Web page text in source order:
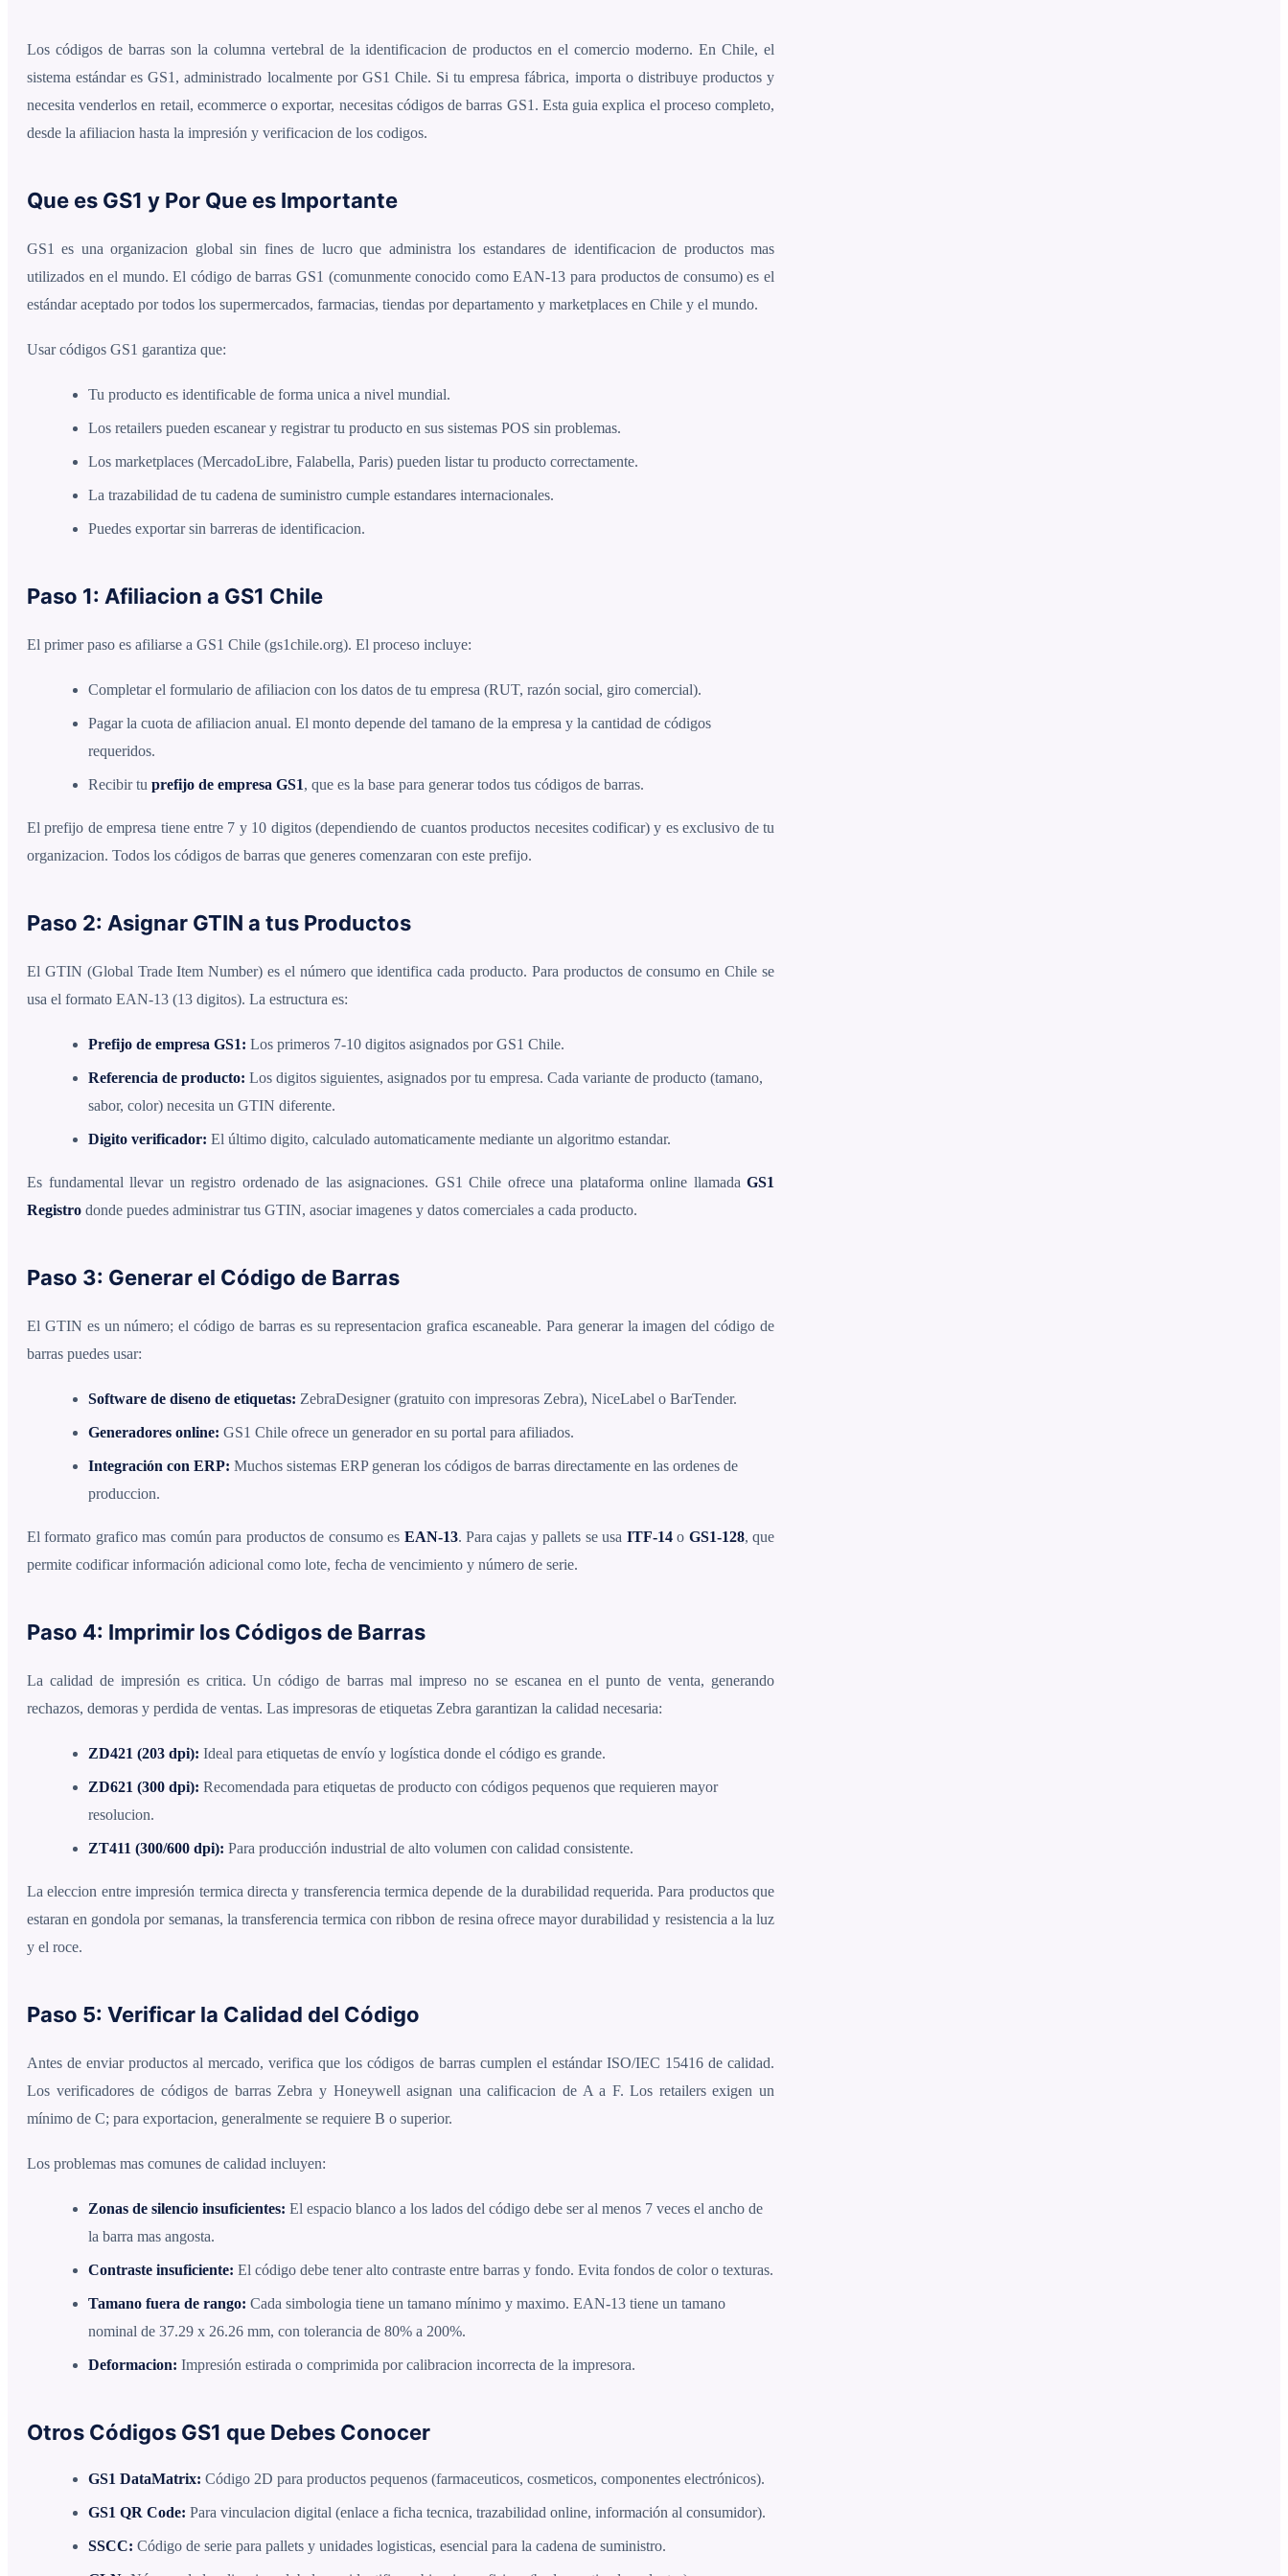
Los códigos de barras son la columna vertebral de la identificacion de productos en el comercio moderno. En Chile, el
sistema estándar es GS1, administrado localmente por GS1 Chile. Si tu empresa fábrica, importa o distribuye productos y
necesita venderlos en retail, ecommerce o exportar, necesitas códigos de barras GS1. Esta guia explica el proceso completo,
desde la afiliacion hasta la impresión y verificacion de los codigos.
Que es GS1 y Por Que es Importante
GS1 es una organizacion global sin fines de lucro que administra los estandares de identificacion de productos mas
utilizados en el mundo. El código de barras GS1 (comunmente conocido como EAN-13 para productos de consumo) es el
estándar aceptado por todos los supermercados, farmacias, tiendas por departamento y marketplaces en Chile y el mundo.
Usar códigos GS1 garantiza que:
Tu producto es identificable de forma unica a nivel mundial.
Los retailers pueden escanear y registrar tu producto en sus sistemas POS sin problemas.
Los marketplaces (MercadoLibre, Falabella, Paris) pueden listar tu producto correctamente.
La trazabilidad de tu cadena de suministro cumple estandares internacionales.
Puedes exportar sin barreras de identificacion.
Paso 1: Afiliacion a GS1 Chile
El primer paso es afiliarse a GS1 Chile (gs1chile.org). El proceso incluye:
Completar el formulario de afiliacion con los datos de tu empresa (RUT, razón social, giro comercial).
Pagar la cuota de afiliacion anual. El monto depende del tamano de la empresa y la cantidad de códigos
requeridos.
Recibir tu prefijo de empresa GS1, que es la base para generar todos tus códigos de barras.
El prefijo de empresa tiene entre 7 y 10 digitos (dependiendo de cuantos productos necesites codificar) y es exclusivo de tu
organizacion. Todos los códigos de barras que generes comenzaran con este prefijo.
Paso 2: Asignar GTIN a tus Productos
El GTIN (Global Trade Item Number) es el número que identifica cada producto. Para productos de consumo en Chile se
usa el formato EAN-13 (13 digitos). La estructura es:
Prefijo de empresa GS1: Los primeros 7-10 digitos asignados por GS1 Chile.
Referencia de producto: Los digitos siguientes, asignados por tu empresa. Cada variante de producto (tamano,
sabor, color) necesita un GTIN diferente.
Digito verificador: El último digito, calculado automaticamente mediante un algoritmo estandar.
Es fundamental llevar un registro ordenado de las asignaciones. GS1 Chile ofrece una plataforma online llamada GS1
Registro donde puedes administrar tus GTIN, asociar imagenes y datos comerciales a cada producto.
Paso 3: Generar el Código de Barras
El GTIN es un número; el código de barras es su representacion grafica escaneable. Para generar la imagen del código de
barras puedes usar:
Software de diseno de etiquetas: ZebraDesigner (gratuito con impresoras Zebra), NiceLabel o BarTender.
Generadores online: GS1 Chile ofrece un generador en su portal para afiliados.
Integración con ERP: Muchos sistemas ERP generan los códigos de barras directamente en las ordenes de
produccion.
El formato grafico mas común para productos de consumo es EAN-13. Para cajas y pallets se usa ITF-14o GS1-128, que
permite codificar información adicional como lote, fecha de vencimiento y número de serie.
Paso 4: Imprimir los Códigos de Barras
La calidad de impresión es critica. Un código de barras mal impreso no se escanea en el punto de venta, generando
rechazos, demoras y perdida de ventas. Las impresoras de etiquetas Zebra garantizan la calidad necesaria:
ZD421 (203 dpi): Ideal para etiquetas de envío y logística donde el código es grande.
ZD621 (300 dpi): Recomendada para etiquetas de producto con códigos pequenos que requieren mayor
resolucion.
ZT411 (300/600 dpi): Para producción industrial de alto volumen con calidad consistente.
La eleccion entre impresión termica directa y transferencia termica depende de la durabilidad requerida. Para productos que
estaran en gondola por semanas, la transferencia termica con ribbon de resina ofrece mayor durabilidad y resistencia a la luz
y el roce.
Paso 5: Verificar la Calidad del Código
Antes de enviar productos al mercado, verifica que los códigos de barras cumplen el estándar ISO/IEC 15416 de calidad.
Los verificadores de códigos de barras Zebra y Honeywell asignan una calificacion de A a F. Los retailers exigen un
mínimo de C; para exportacion, generalmente se requiere B o superior.
Los problemas mas comunes de calidad incluyen:
Zonas de silencio insuficientes: El espacio blanco a los lados del código debe ser al menos 7 veces el ancho de
la barra mas angosta.
Contraste insuficiente: El código debe tener alto contraste entre barras y fondo. Evita fondos de color o texturas.
Tamano fuera de rango: Cada simbologia tiene un tamano mínimo y maximo. EAN-13 tiene un tamano
nominal de 37.29 x 26.26 mm, con tolerancia de 80% a 200%.
Deformacion: Impresión estirada o comprimida por calibracion incorrecta de la impresora.
Otros Códigos GS1 que Debes Conocer
GS1 DataMatrix: Código 2D para productos pequenos (farmaceuticos, cosmeticos, componentes electrónicos).
GS1 QR Code: Para vinculacion digital (enlace a ficha tecnica, trazabilidad online, información al consumidor).
SSCC: Código de serie para pallets y unidades logisticas, esencial para la cadena de suministro.